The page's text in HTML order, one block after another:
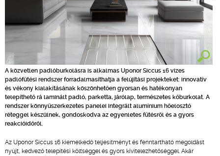
A közvetlen padlóburkolásra is alkalmas Uponor Siccus 16 vizes
padlófűtési rendszer forradalmasíthatja a felújítási projekteket: innovatív
és vékony kialakításának köszönhetően gyorsan és hatékonyan
telepíthető rá laminált padló, parketta, járólap, természetes kőburkolat. A
rendszer könnyűszerkezetes panelei integrált alumínium hőelosztó
réteggel készülnek, gondoskodva az egyenletes fűtésről és a gyors
reakcióidőről.
Az Uponor Siccus 16 kiemelkedő teljesítményt és fenntartható megoldást
nyújt, kedvező telepítési költséggel és gyors kivitelezhetőséggel. Akár